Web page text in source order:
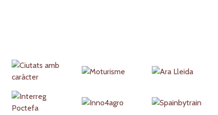
Partners